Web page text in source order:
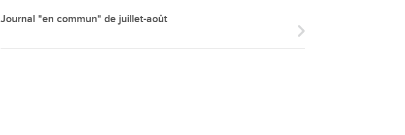
Journal "en commun" de juillet-août